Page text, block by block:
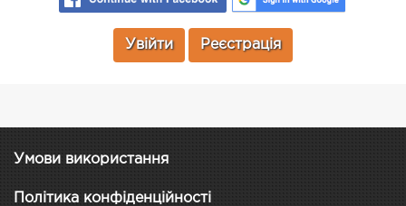
Увійти Реєстрація
Умови використання
Політика конфіденційності